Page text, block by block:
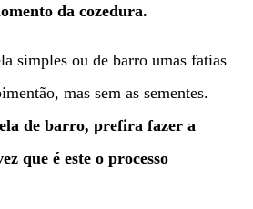
da cozedura.
simples ou de barro umas fatias
mas sem as sementes.
de barro, prefira fazer a
que é este o processo